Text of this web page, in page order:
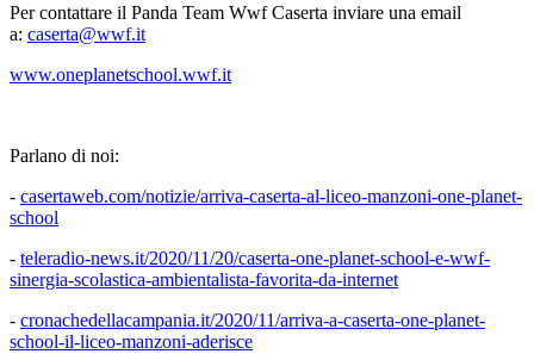
Per contattare il Panda Team Wwf Caserta inviare una email
a: caserta@wwf.it
www.oneplanetschool.wwf.it
Parlano di noi:
- casertaweb.com/notizie/arriva-caserta-al-liceo-manzoni-one-planet-
school
- teleradio-news.it/2020/11/20/caserta-one-planet-school-e-wwf-
sinergia-scolastica-ambientalista-favorita-da-internet
- cronachedellacampania.it/2020/11/arriva-a-caserta-one-planet-
school-il-liceo-manzoni-aderisce